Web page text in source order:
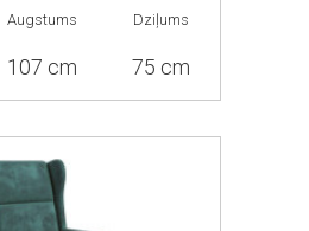
Augstums
107 cm
Dziļums
75 cm